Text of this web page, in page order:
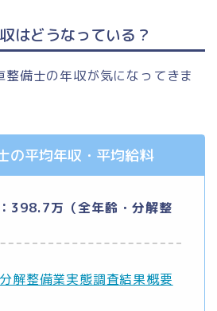
はどうなっている？
整備士の年収が気になってきま
の平均年収・平均給料
398.7万（全年齢・分解整
解整備業実態調査結果概要